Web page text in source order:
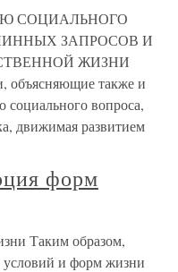
СОЦИАЛЬНОГО
ЗАПРОСОВ И
ЖИЗНИ
объясняющие также и
социального вопроса,
движимая развитием
форм
Таким образом,
условий и форм жизни